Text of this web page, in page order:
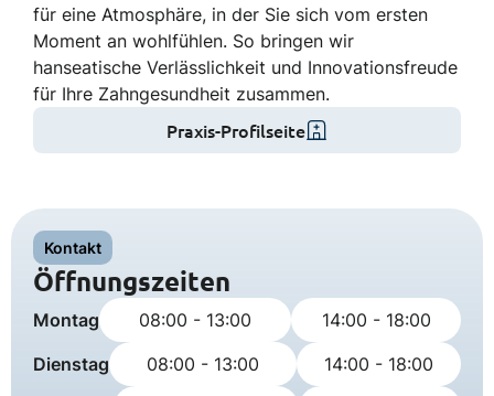
für eine Atmosphäre, in der Sie sich vom ersten
Moment an wohlfühlen. So bringen wir
hanseatische Verlässlichkeit und Innovationsfreude
Praxis-Profilseite
Kontakt
Öffnungszeiten
Montag 08:00 - 13:00
14:00 - 18:00
Dienstag
08:00 - 13:00
14:00 - 18:00